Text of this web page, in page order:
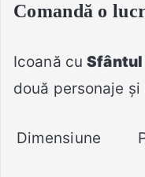
Comandă o
Icoană cu
două personaje
Dimensiune